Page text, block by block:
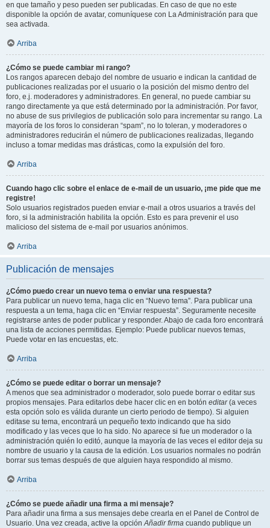
en que tamaño y peso pueden ser publicadas. En caso de que no este
disponible la opción de avatar, comuníquese con La Administración para que
sea activada.
Arriba
¿Cómo se puede cambiar mi rango?
Los rangos aparecen debajo del nombre de usuario e indican la cantidad de
publicaciones realizadas por el usuario o la posición del mismo dentro del
foro, e.j. moderadores y administradores. En general, no puede cambiar su
rango directamente ya que está determinado por la administración. Por favor,
no abuse de sus privilegios de publicación solo para incrementar su rango. La
mayoría de los foros lo consideran “spam”, no lo toleran, y moderadores o
administradores reducirán el número de publicaciones realizadas, llegando
incluso a tomar medidas mas drásticas, como la expulsión del foro.
Arriba
Cuando hago clic sobre el enlace de e-mail de un usuario, ¡me pide que me
registre!
Solo usuarios registrados pueden enviar e-mail a otros usuarios a través del
foro, si la administración habilita la opción. Esto es para prevenir el uso
malicioso del sistema de e-mail por usuarios anónimos.
Arriba
Publicación de mensajes
¿Cómo puedo crear un nuevo tema o enviar una respuesta?
Para publicar un nuevo tema, haga clic en “Nuevo tema”. Para publicar una
respuesta a un tema, haga clic en “Enviar respuesta”. Seguramente necesite
registrarse antes de poder publicar y responder. Abajo de cada foro encontrará
una lista de acciones permitidas. Ejemplo: Puede publicar nuevos temas,
Puede votar en las encuestas, etc.
Arriba
¿Cómo se puede editar o borrar un mensaje?
A menos que sea administrador o moderador, solo puede borrar o editar sus
propios mensajes. Para editarlos debe hacer clic en en botón editar(a veces
esta opción solo es válida durante un cierto periodo de tiempo). Si alguien
editase su tema, encontrará un pequeño texto indicando que ha sido
modificado y las veces que lo ha sido. No aparece si fue un moderador o la
administración quién lo editó, aunque la mayoría de las veces el editor deja su
nombre de usuario y la causa de la edición. Los usuarios normales no podrán
borrar sus temas después de que alguien haya respondido al mismo.
Arriba
¿Cómo se puede añadir una firma a mi mensaje?
Para añadir una firma a sus mensajes debe crearla en el Panel de Control de
Usuario. Una vez creada, active la opciónAñadir firma cuando publique un